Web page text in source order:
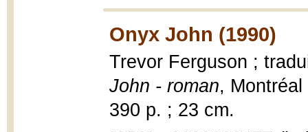
Onyx John (1990)
Trevor Ferguson ;
John - roman,
390 p. ; 23 cm.